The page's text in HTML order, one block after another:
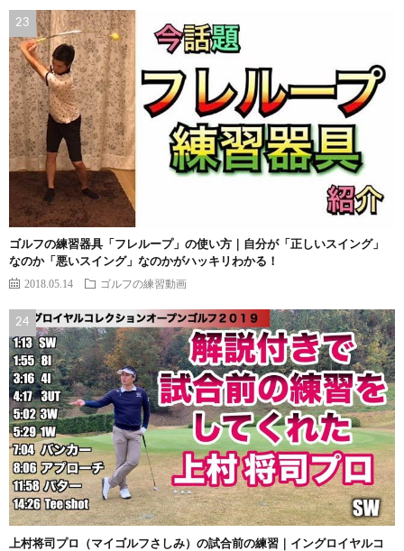
ゴルフの練習器具「フレループ」の使い方｜自分が「正しいスイング」
なのか「悪いスイング」なのかがハッキリわかる！
2018.05.14 ゴルフの練習動画
上村将司プロ（マイゴルフさしみ）の試合前の練習｜イングロイヤルコ